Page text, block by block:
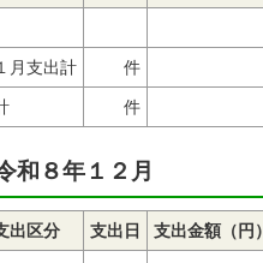
月支出計 件
件
和８年１２月
出区分 支出日 支出金額（円）